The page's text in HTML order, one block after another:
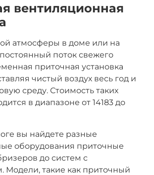
вентиляционная
атмосферы в доме или на
поток свежего
приточная установка
чистый воздух весь год и
среду. Стоимость таких
в диапазоне от 14183 до
вы найдете разные
оборудования приточные
до систем с
Модели, такие как приточный